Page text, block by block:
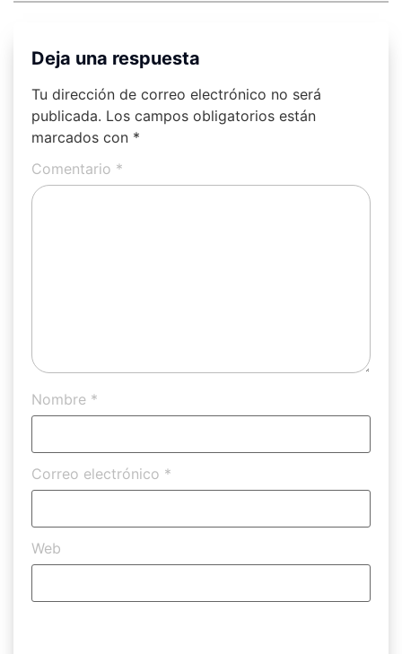
Deja una respuesta
Tu dirección de correo electrónico no será
publicada. Los campos obligatorios están
marcados con *
Comentario *
Nombre *
Correo electrónico *
Web